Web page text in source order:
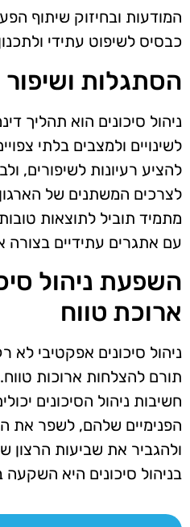
המודעות ובחיזוק שיתוף
כבסיס לשיפוט עתידי
הסתגלות
ניהול סיכונים הוא תהליך
לשינויים ולמצבים בלתי
להציע רעיונות לשיפורים,
לצרכים המשתנים של
מתמיד תוביל לתוצאות
עם אתגרים עתידיים בצורה
השפעת ניהול
ארוכת טווח
ניהול סיכונים אפקטיבי לא
תורם להצלחות ארוכות
חשיבות ניהול הסיכונים
הפנימיים שלהם, לשפר את
ולהגביר את שביעות
בניהול סיכונים היא השקעה